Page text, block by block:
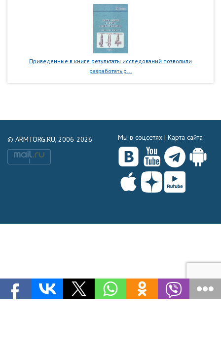
Приведенные в книге результаты исследований позволили
разработать р...
© ARMTORG.RU, 2006-2026 Мы в соцсетях | Карта сайта